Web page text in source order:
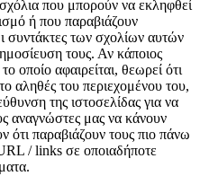
που μπορούν να εκληφθεί
ή που παραβιάζουν
συντάκτες των σχολίων αυτών
τους. Αν κάποιος
οποίο αφαιρείται, θεωρεί ότι
αληθές του περιεχομένου του,
της ιστοσελίδας για να
αναγνώστες μας να κάνουν
ότι παραβιάζουν τους πιο πάνω
/ links σε οποιαδήποτε